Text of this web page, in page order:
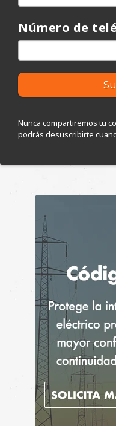
Número de
Nunca compartiremos tu
podrás desuscribirte